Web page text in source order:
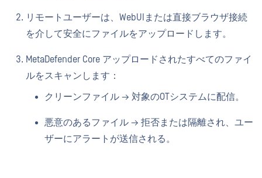
リモートユーザーは、WebUIまたは直接ブラウザ接続
を介して安全にファイルをアップロードします。
MetaDefender Core アップロードされたすべてのファイ
ルをスキャンします：
クリーンファイル → 対象のOTシステムに配信。
悪意のあるファイル → 拒否または隔離され、ユー
ザーにアラートが送信される。